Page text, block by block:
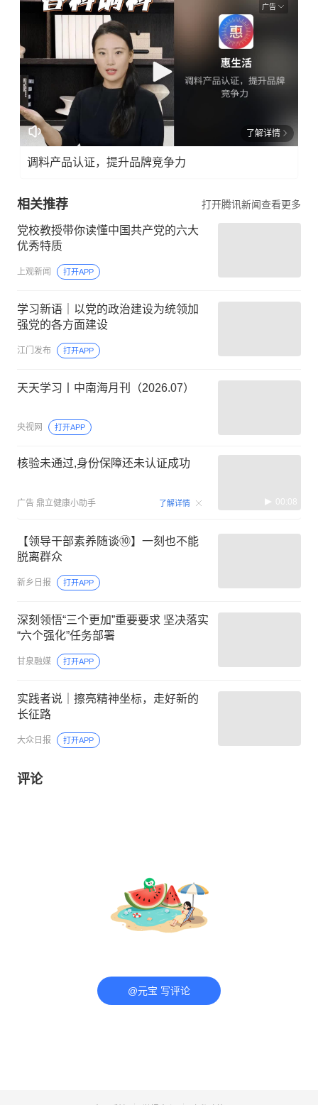
广告
了解详情
调料产品认证，提升品牌竞争力
相关推荐 打开腾讯新闻查看更多
党校教授带你读懂中国共产党的六大
优秀特质
上观新闻 打开APP
学习新语｜以党的政治建设为统领加
强党的各方面建设
江门发布 打开APP
天天学习丨中南海月刊（2026.07）
央视网 打开APP
核验未通过,身份保障还未认证成功
广告 鼎立健康小助手 了解详情 00:08
【领导干部素养随谈⑩】一刻也不能
脱离群众
新乡日报 打开APP
深刻领悟“三个更加”重要要求 坚决落实
“六个强化”任务部署
甘泉融媒 打开APP
实践者说｜擦亮精神坐标，走好新的
长征路
大众日报 打开APP
评论
@元宝 写评论